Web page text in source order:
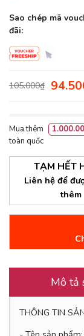
Sao chép mã
đãi:
105.000₫
Mua thêm
toàn quốc
TẠM HẾT
Liên hệ để
thêm
Mô tả
THÔNG TIN